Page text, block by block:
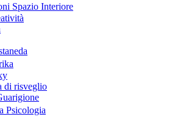
Spazio Interiore
di risveglio
Psicologia